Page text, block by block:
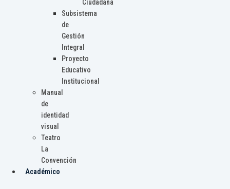
Ciudadana
Subsistema
de
Gestión
Integral
Proyecto
Educativo
Institucional
Manual
de
identidad
visual
Teatro
La
Convención
Académico